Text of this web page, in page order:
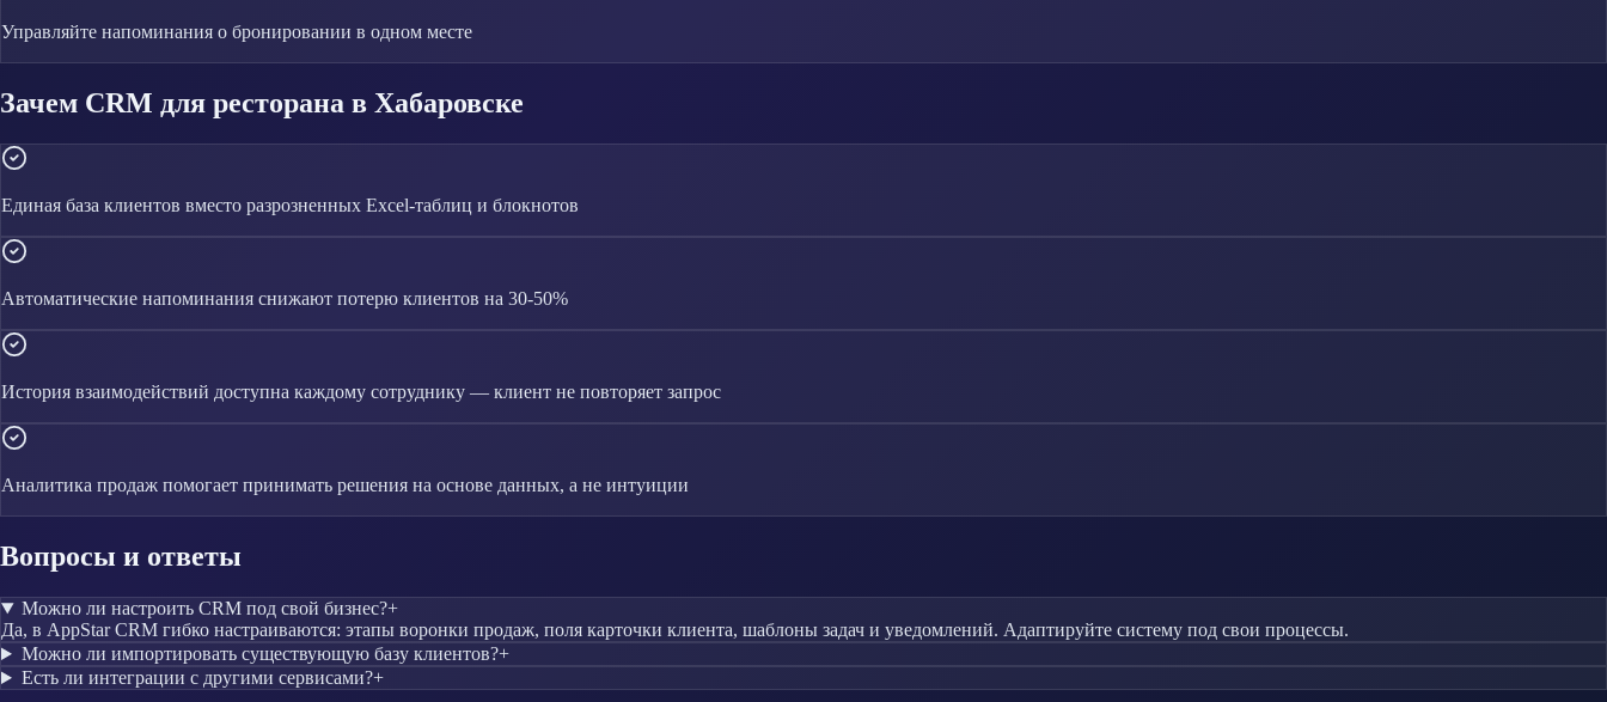
Управляйте напоминания о бронировании в одном месте
Зачем CRM для ресторана в Хабаровске
Единая база клиентов вместо разрозненных Excel-таблиц и блокнотов
Автоматические напоминания снижают потерю клиентов на 30-50%
История взаимодействий доступна каждому сотруднику — клиент не повторяет запрос
Аналитика продаж помогает принимать решения на основе данных, а не интуиции
Вопросы и ответы
Можно ли настроить CRM под свой бизнес?+
Да, в AppStar CRM гибко настраиваются: этапы воронки продаж, поля карточки клиента, шаблоны задач и уведомлений. Адаптируйте систему под свои процессы.
Можно ли импортировать существующую базу клиентов?+
Есть ли интеграции с другими сервисами?+